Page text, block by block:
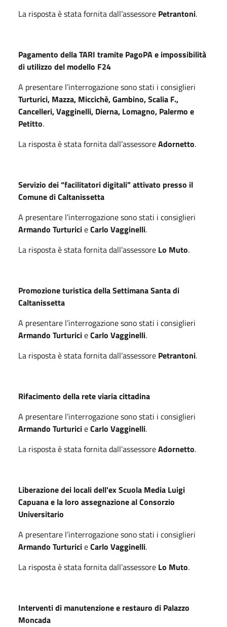
La risposta è stata fornita dall’assessore Petrantoni.
Pagamento della TARI tramite PagoPA e impossibilità
di utilizzo del modello F24
A presentare l’interrogazione sono stati i consiglieri
Turturici, Mazza, Miccichè, Gambino, Scalia F.,
Cancelleri, Vagginelli, Dierna, Lomagno, Palermo e
Petitto.
La risposta è stata fornita dall’assessoreAdornetto.
Servizio dei “facilitatori digitali” attivato presso il
Comune di Caltanissetta
A presentare l’interrogazione sono stati i consiglieri
Armando TurturicieCarlo Vagginelli.
La risposta è stata fornita dall’assessore Lo Muto.
Promozione turistica della Settimana Santa di
Caltanissetta
A presentare l’interrogazione sono stati i consiglieri
Armando TurturicieCarlo Vagginelli.
La risposta è stata fornita dall’assessore Petrantoni.
Rifacimento della rete viaria cittadina
A presentare l’interrogazione sono stati i consiglieri
Armando TurturicieCarlo Vagginelli.
La risposta è stata fornita dall’assessoreAdornetto.
Liberazione dei locali dell'ex Scuola Media Luigi
Capuana e la loro assegnazione al Consorzio
Universitario
A presentare l’interrogazione sono stati i consiglieri
Armando TurturicieCarlo Vagginelli.
La risposta è stata fornita dall’assessore Lo Muto.
Interventi di manutenzione e restauro di Palazzo
Moncada